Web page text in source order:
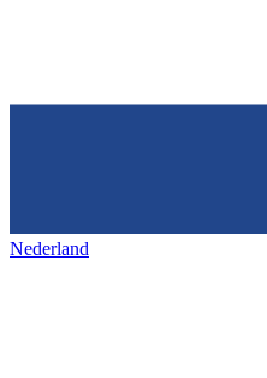
Nederland